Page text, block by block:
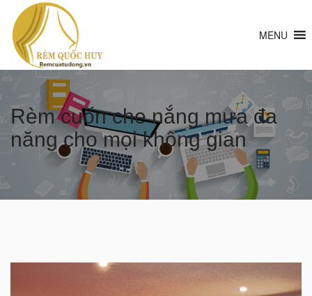
MENU
Rèm cuốn che nắng mưa đa
năng cho mọi không gian